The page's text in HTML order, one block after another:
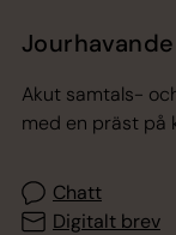
Akut samtals-
med en präst på
Chatt
Digitalt brev